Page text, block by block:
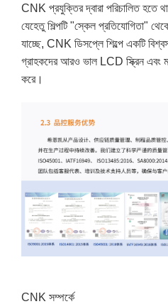
CNK প্রযুক্তির দ্বারা পরিচালিত হতে
যেহেতু শিল্পটি "স্কেল প্রতিযোগিতা"
যাচ্ছে, CNK ডিসপ্লে শিল্পে একটি
গ্রাহকদের আরও ভাল LCD স্ক্রিন এবং
করে।
CNK সম্পর্কে